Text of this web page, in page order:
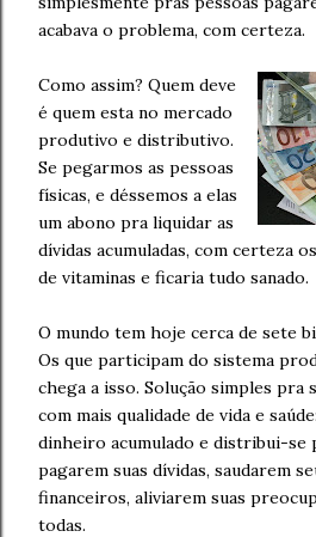
acabava o problema, com certeza.
Como assim? Quem deve
é quem esta no mercado
produtivo e distributivo.
Se pegarmos as pessoas
físicas, e déssemos a elas
um abono pra liquidar as
dívidas acumuladas, com certeza
de vitaminas e ficaria tudo sanado.
O mundo tem hoje cerca de sete
Os que participam do sistema
chega a isso. Solução simples pra
com mais qualidade de vida e
dinheiro acumulado e distribui-se
pagarem suas dívidas, saudarem
financeiros, aliviarem suas
todas.